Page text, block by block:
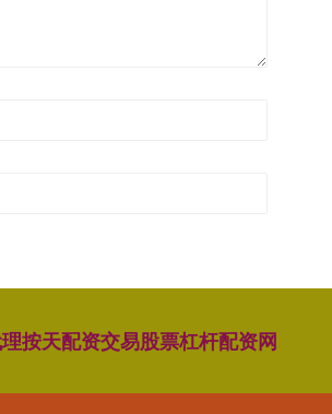
按天配资交易股票杠杆配资网